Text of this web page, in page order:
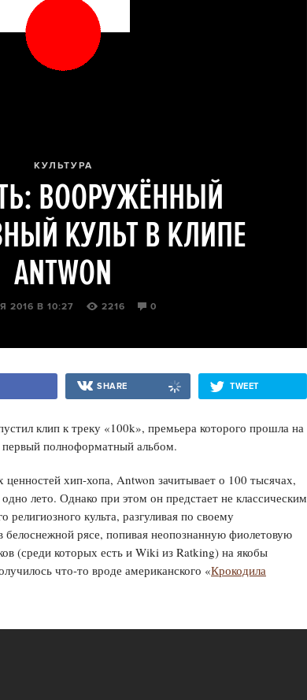
КУЛЬТУРА
ВООРУЖЁННЫЙ
КУЛЬТ В КЛИПЕ
ANTWON
2016 В 10:27 2216 0
SHARE TWEET
клип к треку «100k», премьера которого прошла на
полноформатный альбом.
хип-хопа, Antwon зачитывает о 100 тысячах,
лето. Однако при этом он предстает не классическим
культа, разгуливая по своему
рясе, попивая неопознанную фиолетовую
(среди которых есть и Wiki из Ratking) на якобы
что-то вроде американского «Крокодила